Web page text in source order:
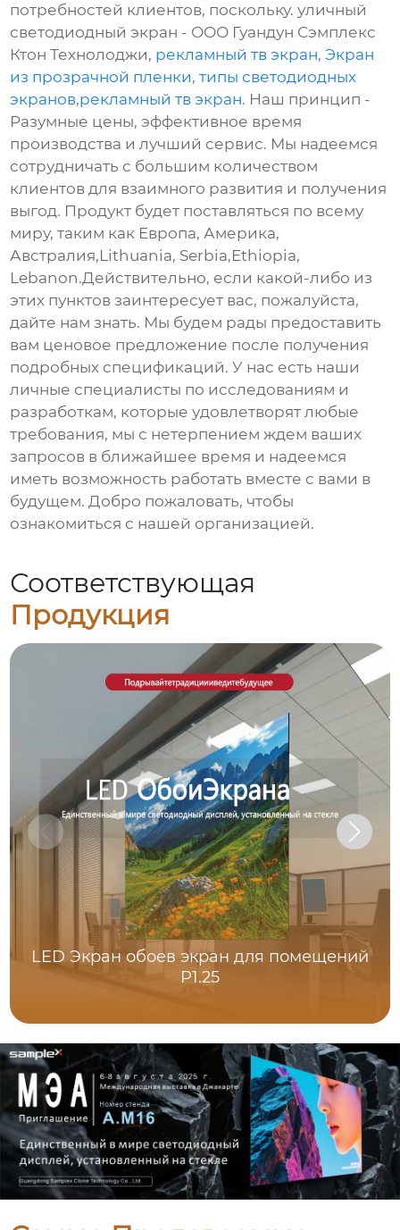
потребностей клиентов, поскольку. уличный
светодиодный экран - ООО Гуандун Сэмплекс
Ктон Технолоджи, рекламный тв экран,Экран
из прозрачной пленки,типы светодиодных
экранов,рекламный тв экран. Наш принцип -
Разумные цены, эффективное время
производства и лучший сервис. Мы надеемся
сотрудничать с большим количеством
клиентов для взаимного развития и получения
выгод. Продукт будет поставляться по всему
миру, таким как Европа, Америка,
Австралия,Lithuania, Serbia,Ethiopia,
Lebanon.Действительно, если какой-либо из
этих пунктов заинтересует вас, пожалуйста,
дайте нам знать. Мы будем рады предоставить
вам ценовое предложение после получения
подробных спецификаций. У нас есть наши
личные специалисты по исследованиям и
разработкам, которые удовлетворят любые
требования, мы с нетерпением ждем ваших
запросов в ближайшее время и надеемся
иметь возможность работать вместе с вами в
будущем. Добро пожаловать, чтобы
ознакомиться с нашей организацией.
Соответствующая
Продукция
LED Экран обоев экран для помещений
P1.25